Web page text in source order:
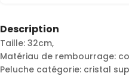
Description
Taille: 32cm,
Matériau de rembourrage:
Peluche catégorie: cristal